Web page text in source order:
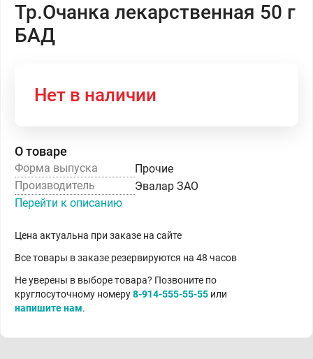
Тр.Очанка лекарственная 50 г
БАД
Нет в наличии
О товаре
Форма выпуска
Прочие
Производитель
Эвалар ЗАО
Перейти к описанию
Цена актуальна при заказе на сайте
Все товары в заказе резервируются на 48 часов
Не уверены в выборе товара? Позвоните по
круглосуточному номеру8-914-555-55-55 или
напишите нам.